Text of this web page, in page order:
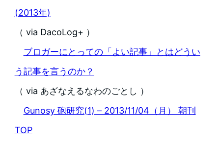
(2013年)
（ via DacoLog+ ）
ブロガーにとっての「よい記事」とはどうい
う記事を言うのか？
（ via あざなえるなわのごとし ）
Gunosy 砲研究(1) – 2013/11/04（月） 朝刊
TOP